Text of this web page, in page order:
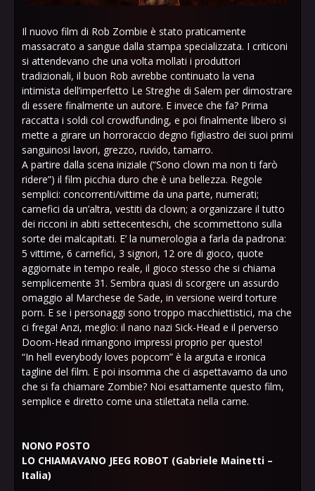
Il nuovo film di Rob Zombie è stato praticamente
massacrato a sangue dalla stampa specializzata. I criticoni
si attendevano che una volta mollati i produttori
tradizionali, il buon Rob avrebbe continuato la vena
intimista dell’imperfetto Le Streghe di Salem per dimostrare
di essere finalmente un autore. E invece che fa? Prima
raccatta i soldi col crowdfunding, e poi finalmente libero si
mette a girare un horroraccio degno figliastro dei suoi primi
sanguinosi lavori, grezzo, ruvido, tamarro.
A partire dalla scena iniziale (“Sono clown ma non ti farò
ridere”) il film picchia duro che è una bellezza. Regole
semplici: concorrenti/vittime da una parte, numerati;
carnefici da un’altra, vestiti da clown; a organizzare il tutto
dei ricconi in abiti settecenteschi, che scommettono sulla
sorte dei malcapitati. E’ la numerologia a farla da padrona:
5 vittime, 6 carnefici, 3 signori, 12 ore di gioco, quote
aggiornate in tempo reale, il gioco stesso che si chiama
semplicemente 31. Sembra quasi di scorgere un assurdo
omaggio al Marchese de Sade, in versione weird torture
porn. E se i personaggi sono troppo macchiettistici, ma che
ci frega! Anzi, meglio: il nano nazi Sick-Head e il perverso
Doom-Head rimangono impressi proprio per questo!
“In hell everybody loves popcorn” è la arguta e ironica
tagline del film. E poi insomma che ci aspettavamo da uno
che si fa chiamare Zombie? Noi esattamente questo film,
semplice e diretto come una stilettata nella carne.
NONO POSTO
LO CHIAMAVANO JEEG ROBOT (Gabriele Mainetti –
Italia)